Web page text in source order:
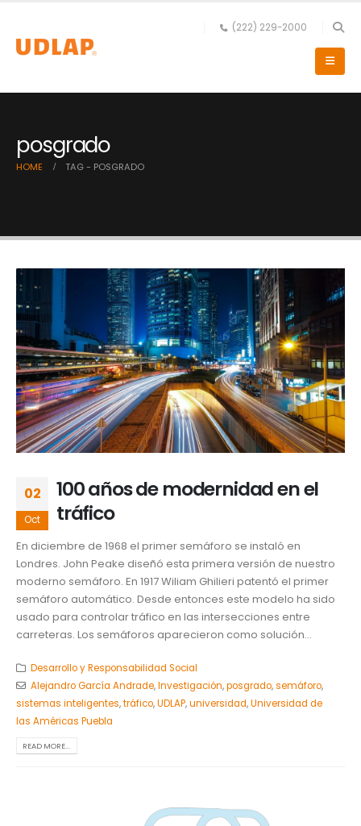
(222) 229-2000
posgrado
HOME TAG - POSGRADO
02
Oct
100 años de modernidad en el
tráfico
En diciembre de 1968 el primer semáforo se instaló en
Londres. John Peake diseñó esta primera versión de nuestro
moderno semáforo. En 1917 Wiliam Ghilieri patentó el primer
semáforo automático. Desde entonces este modelo ha sido
usado para controlar tráfico en las intersecciones entre
carreteras. Los semáforos aparecieron como solución...
Desarrollo y Responsabilidad Social
Alejandro García Andrade,Investigación,posgrado,semáforo,
sistemas inteligentes,tráfico,UDLAP,universidad,Universidad de
las Américas Puebla
READ MORE...